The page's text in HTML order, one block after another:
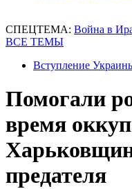
СПЕЦТЕМА: Война в
ВСЕ ТЕМЫ
Вступление
Помогали
время
предателя